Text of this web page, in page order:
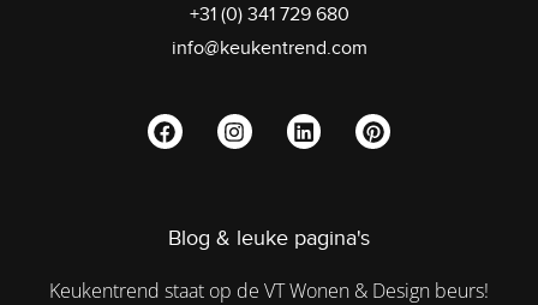
+31 (0) 341 729 680
info@keukentrend.com
Blog & leuke pagina's
Keukentrend staat op de VT Wonen & Design beurs!